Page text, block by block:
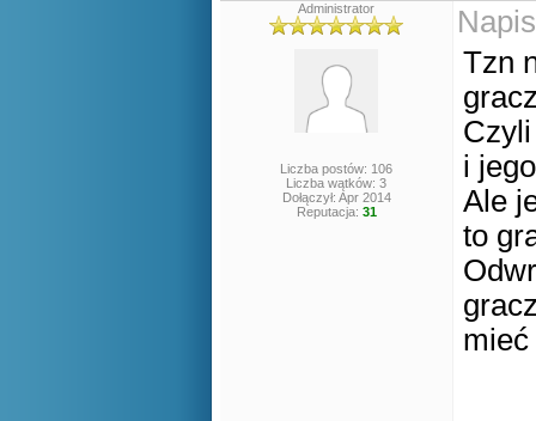
Administrator
Liczba postów: 106
Liczba wątków: 3
Dołączył: Apr 2014
Reputacja: 31
Tzn
i
Ale
to